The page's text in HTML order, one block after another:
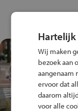
Hartelijk
Wij maken
bezoek aan
aangenaam
ervoor dat
daarom
voor alle